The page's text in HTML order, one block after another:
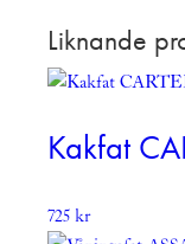
Liknande
Kakfat
725kr